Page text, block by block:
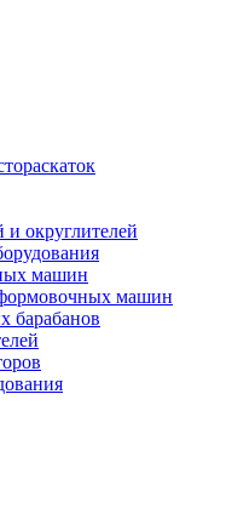
округлителей
машин
машин
барабанов